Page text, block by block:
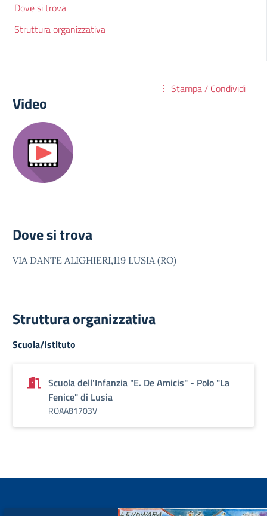
Dove si trova
Struttura organizzativa
Stampa / Condividi
Video
Dove si trova
VIA DANTE ALIGHIERI,119 LUSIA (RO)
Struttura organizzativa
Scuola/Istituto
Scuola dell'Infanzia "E. De Amicis" - Polo "La
Fenice" di Lusia
ROAA81703V